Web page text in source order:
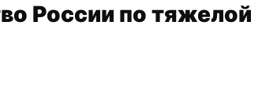
России по тяжелой